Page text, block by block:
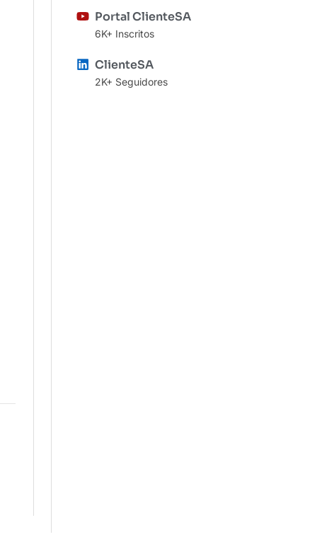
Portal ClienteSA
6K+ Inscritos
ClienteSA
2K+ Seguidores